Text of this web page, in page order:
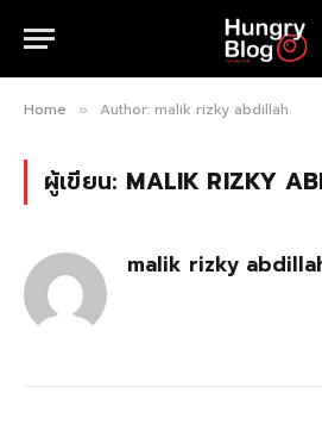
Home » Author: malik rizky abdillah
ผู้เขียน: MALIK RIZKY
malik rizky